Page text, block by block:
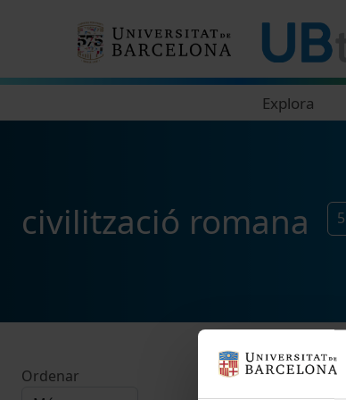
Explora
civilització romana 5
Ordenar